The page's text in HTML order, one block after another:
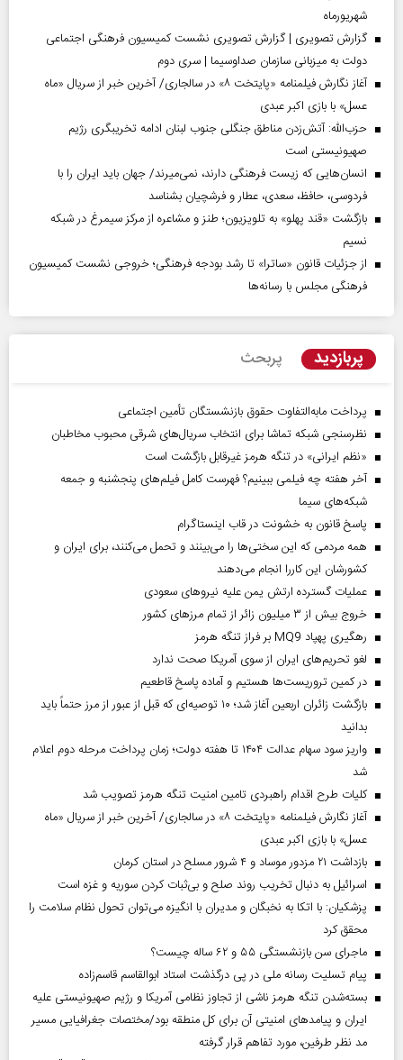
شهریورماه
گزارش تصویری | گزارش تصویری نشست کمیسیون فرهنگی اجتماعی
دولت به میزبانی سازمان صداوسیما | سری دوم
آغاز نگارش فیلمنامه «پایتخت ۸» در سالجاری/ آخرین خبر از سریال «ماه
عسل» با بازی اکبر عبدی
حزب‌الله: آتش‌زدن مناطق جنگلی جنوب لبنان ادامه تخریبگری رژیم
صهیونیستی است
انسان‌هایی که زیست فرهنگی دارند، نمی‌میرند/ جهان باید ایران را با
فردوسی، حافظ، سعدی، عطار و فرشچیان بشناسد
بازگشت «قند پهلو» به تلویزیون؛ طنز و مشاعره از مرکز سیمرغ در شبکه
نسیم
از جزئیات قانون «ساترا» تا رشد بودجه فرهنگی؛ خروجی نشست کمیسیون
فرهنگی مجلس با رسانه‌ها
پربازدید پربحث
پرداخت مابه‌التفاوت حقوق بازنشستگان تأمین اجتماعی
نظرسنجی شبکه تماشا برای انتخاب سریال‌های شرقی محبوب مخاطبان
«نظم ایرانی» در تنگه هرمز غیرقابل بازگشت است
آخر هفته چه فیلمی ببینیم؟ فهرست کامل فیلم‌های پنجشنبه و جمعه
شبکه‌های سیما
پاسخ قانون به خشونت در قاب اینستاگرام
همه مردمی که این سختی‌ها را می‌بینند و تحمل می‌کنند، برای ایران و
کشورشان این کاررا انجام می‌دهند
عملیات گسترده ارتش یمن علیه نیروهای سعودی
خروج بیش از ۳ میلیون زائر از تمام مرز‌های کشور
رهگیری پهپاد MQ9 بر فراز تنگه هرمز
لغو تحریم‌های ایران از سوی آمریکا صحت ندارد
در کمین تروریست‌ها هستیم و آماده پاسخ قاطعیم
بازگشت زائران اربعین آغاز شد؛ ۱۰ توصیه‌ای که قبل از عبور از مرز حتماً باید
بدانید
واریز سود سهام عدالت ۱۴۰۴ تا هفته دولت؛ زمان پرداخت مرحله دوم اعلام
شد
کلیات طرح اقدام راهبردی تامین امنیت تنگه هرمز تصویب شد
آغاز نگارش فیلمنامه «پایتخت ۸» در سالجاری/ آخرین خبر از سریال «ماه
عسل» با بازی اکبر عبدی
بازداشت ۲۱ مزدور موساد و ۴ شرور مسلح در استان کرمان
اسرائیل به دنبال تخریب روند صلح و بی‌ثبات کردن سوریه و غزه است
پزشکیان: با اتکا به نخبگان و مدیران با انگیزه می‌توان تحول نظام سلامت را
محقق کرد
ماجرای سن بازنشستگی ۵۵ و ۶۲ ساله چیست؟
پیام تسلیت رسانه ملی در پی درگذشت استاد ابوالقاسم قاسم‌زاده
بسته‌شدن تنگه هرمز ناشی از تجاوز نظامی آمریکا و رژیم صهیونیستی علیه
ایران و پیامد‌های امنیتی آن برای کل منطقه بود/مختصات جغرافیایی مسیر
مد نظر طرفین، مورد تفاهم قرار گرفته